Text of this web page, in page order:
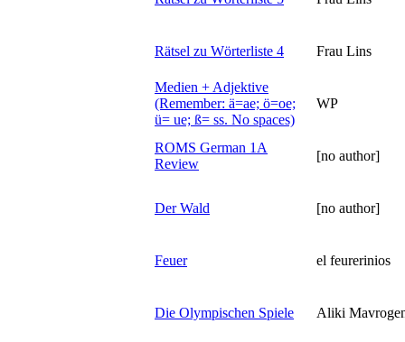
Rätsel zu Wörterliste 4 Frau Lins
Medien + Adjektive
(Remember: ä=ae; ö=oe;
ü= ue; ß= ss. No spaces)
WP
ROMS German 1A
Review
[no author]
Der Wald [no author]
Feuer el feurerinios
Die Olympischen Spiele Aliki